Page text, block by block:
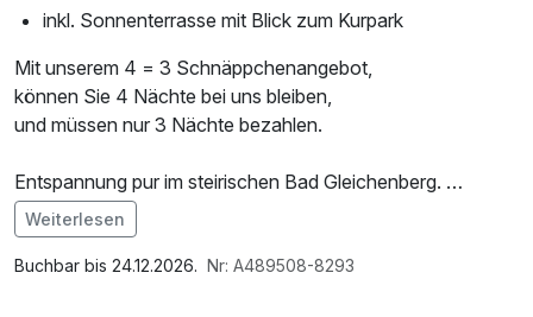
inkl. Sonnenterrasse mit Blick zum Kurpark
Mit unserem 4 = 3 Schnäppchenangebot,
können Sie 4 Nächte bei uns bleiben,
und müssen nur 3 Nächte bezahlen.
Entspannung pur im steirischen Bad Gleichenberg.
Der Nachlass wurde in diesem Angebot bereits
berücksichtigt!
Im Angebot enthalten
Saunabenutzung, Saunatuch, Leihbademantel, Parkplatz, 1
Weiterlesen
Buchbar bis 24.12.2026. Nr: A489508-8293